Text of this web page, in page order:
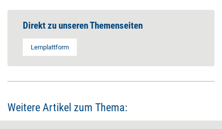
Direkt zu unseren Themenseiten
Lernplattform
Weitere Artikel zum Thema: